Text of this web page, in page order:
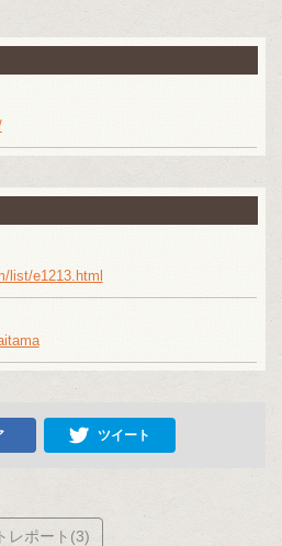
list/e1213.html
ツイート
レポート(3)